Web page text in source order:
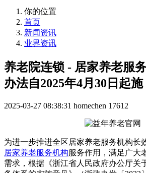
你的位置
首页
新闻资讯
业界资讯
养老院连锁 - 居家养老服
办法自2025年4月30日起施
2025-03-27 08:38:31 homechen 17612
为进一步推进全区居家养老服务机构长
居家养老服务机构服务作用，满足广大
需求，根据《浙江省人民政府办公厅关